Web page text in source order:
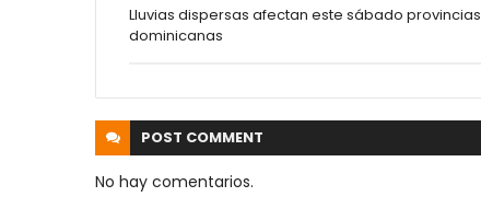
Lluvias dispersas afectan este sábado provincias
dominicanas
POST COMMENT
No hay comentarios.